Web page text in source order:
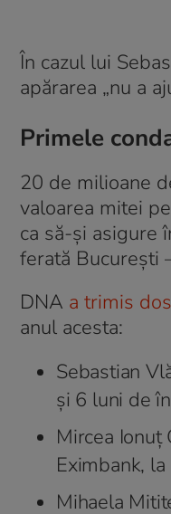
În cazul lui
apărarea „nu a
Primele
20 de milioane
valoarea mitei
ca să-şi asigure
ferată Bucureşti
DNA a trimis
anul acesta:
Sebastian
și 6 luni de
Mircea
Eximbank,
Mihaela